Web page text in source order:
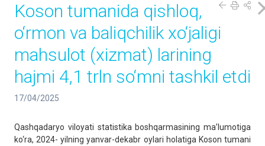
Koson tumanida qishloq,
o‘rmon va baliqchilik xo‘jaligi
mahsulot (xizmat) larining
hajmi 4,1 trln so‘mni tashkil etdi
17/04/2025
Qashqadaryo viloyati statistika boshqarmasining ma’lumotiga
ko‘ra, 2024- yilning yanvar-dekabr oylari holatiga Koson tumani